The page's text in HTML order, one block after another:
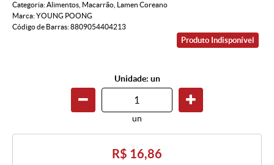
Categoria:Alimentos Macarrão
Lamen Coreano
Marca:YOUNG POONG
Código de Barras:8809054404213
Produto Indisponível
Unidade: un
un
R$ 16,86